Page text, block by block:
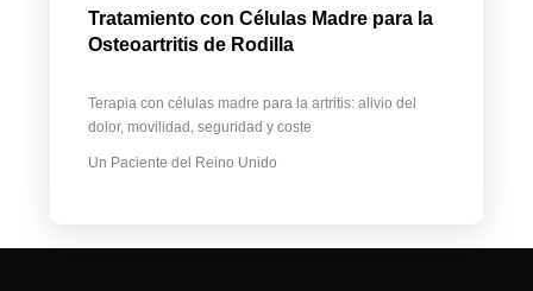
Tratamiento con Células Madre para la
Osteoartritis de Rodilla
Terapia con células madre para la artritis: alivio del
dolor, movilidad, seguridad y coste
Un Paciente del Reino Unido